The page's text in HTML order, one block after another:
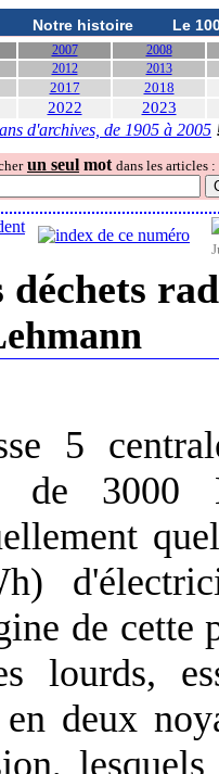
Notre histoire Le
2007
2008
2012 2013
2017 2018
2022 2023
d'archives, de 1905 à 2005
un seul mot dans les articles :
déchets
5
de 3000
de cette
lourds,
deux